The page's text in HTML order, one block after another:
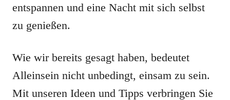
entspannen und eine Nacht mit sich selbst
zu genießen.
Wie wir bereits gesagt haben, bedeutet
Alleinsein nicht unbedingt, einsam zu sein.
Mit unseren Ideen und Tipps verbringen Sie